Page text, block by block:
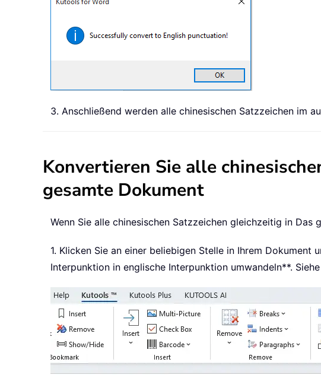
3. Anschließend werden alle chinesischen Satzzeichen im
Konvertieren Sie alle
gesamte Dokument
Wenn Sie alle chinesischen Satzzeichen gleichzeitig in
1. Klicken Sie an einer beliebigen Stelle in Ihrem
Interpunktion in englische Interpunktion umwandeln**.